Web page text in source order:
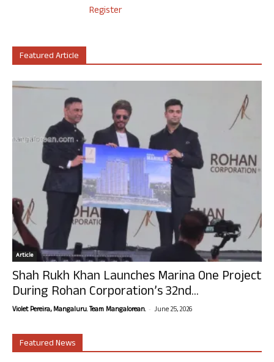
Register
Featured Article
Article
Shah Rukh Khan Launches Marina One Project
During Rohan Corporation’s 32nd...
Violet Pereira, Mangaluru. Team Mangalorean. - June 25, 2026
Featured News